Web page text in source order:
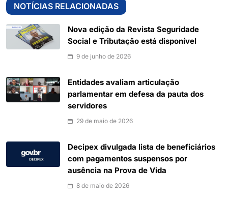
NOTÍCIAS RELACIONADAS
Nova edição da Revista Seguridade
Social e Tributação está disponível
9 de junho de 2026
Entidades avaliam articulação
parlamentar em defesa da pauta dos
servidores
29 de maio de 2026
Decipex divulgada lista de beneficiários
com pagamentos suspensos por
ausência na Prova de Vida
8 de maio de 2026